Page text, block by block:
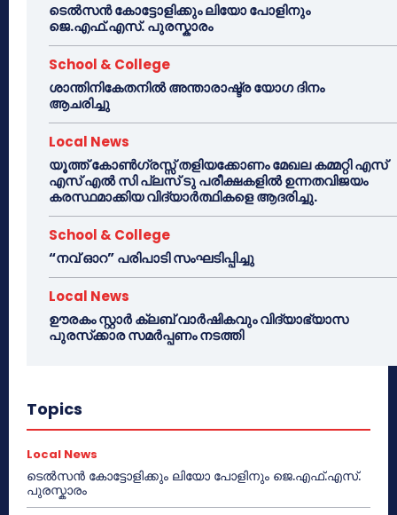
ടെൽസൻ കോട്ടോളിക്കും ലിയോ പോളിനും
ജെ.എഫ്.എസ്. പുരസ്കാരം
School & College
ശാന്തിനികേതനിൽ അന്താരാഷ്ട്ര യോഗ ദിനം
ആചരിച്ചു
Local News
യൂത്ത് കോൺഗ്രസ്സ് തളിയക്കോണം മേഖല കമ്മറ്റി എസ്
എസ് എൽ സി പ്ലസ് ടു പരീക്ഷകളിൽ ഉന്നതവിജയം
കരസ്ഥമാക്കിയ വിദ്യാർത്ഥികളെ ആദരിച്ചു.
School & College
“നവ് ഓറ” പരിപാടി സംഘടിപ്പിച്ചു
Local News
ഊരകം സ്റ്റാർ ക്ലബ് വാർഷികവും വിദ്യാഭ്യാസ
പുരസ്‌ക്കാര സമർപ്പണം നടത്തി
Topics
Local News
ടെൽസൻ കോട്ടോളിക്കും ലിയോ പോളിനും ജെ.എഫ്.എസ്.
പുരസ്കാരം